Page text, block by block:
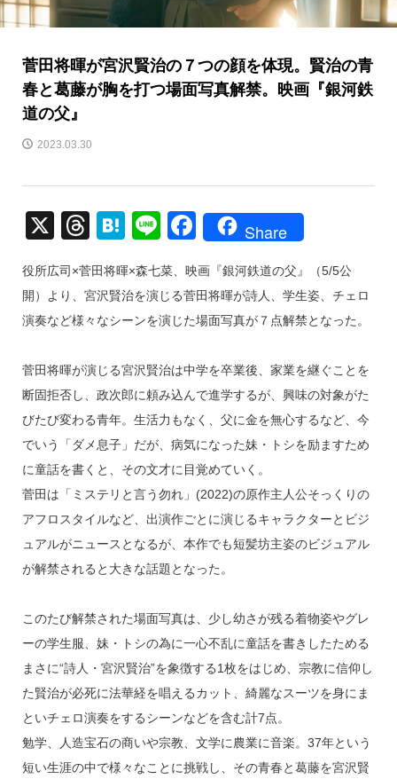
菅田将暉が宮沢賢治の７つの顔を体現。賢治の青
春と葛藤が胸を打つ場面写真解禁。映画『銀河鉄
道の父』
2023.03.30
X
T
e
a
s
H
e
n
Li
e
F
c
e
o
o
k
Share
役所広司×菅田将暉×森七菜、映画『銀河鉄道の父』（5/5公
開）より、宮沢賢治を演じる菅田将暉が詩人、学生姿、チェロ
演奏など様々なシーンを演じた場面写真が７点解禁となった。
菅田将暉が演じる宮沢賢治は中学を卒業後、家業を継ぐことを
断固拒否し、政次郎に頼み込んで進学するが、興味の対象がた
びたび変わる青年。生活力もなく、父に金を無心するなど、今
でいう「ダメ息子」だが、病気になった妹・トシを励ますため
に童話を書くと、その文才に目覚めていく。
菅田は「ミステリと言う勿れ」(2022)の原作主人公そっくりの
アフロスタイルなど、出演作ごとに演じるキャラクターとビジ
ュアルがニュースとなるが、本作でも短髪坊主姿のビジュアル
が解禁されると大きな話題となった。
このたび解禁された場面写真は、少し幼さが残る着物姿やグレ
ーの学生服、妹・トシの為に一心不乱に童話を書きしたためる
まさに“詩人・宮沢賢治”を象徴する1枚をはじめ、宗教に信仰し
た賢治が必死に法華経を唱えるカット、綺麗なスーツを身にま
といチェロ演奏をするシーンなどを含む計7点。
勉学、人造宝石の商いや宗教、文学に農業に音楽。37年という
短い生涯の中で様々なことに挑戦し、その青春と葛藤を宮沢賢